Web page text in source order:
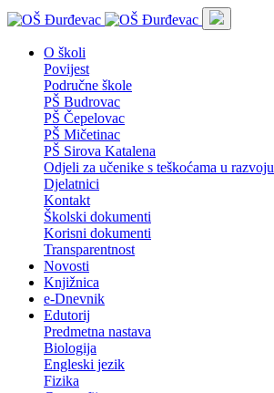
O školi
Povijest
Područne škole
PŠ Budrovac
PŠ Čepelovac
PŠ Mičetinac
PŠ Sirova Katalena
Odjeli za učenike s teškoćama u razvoju
Djelatnici
Kontakt
Školski dokumenti
Korisni dokumenti
Transparentnost
Novosti
Knjižnica
e-Dnevnik
Edutorij
Predmetna nastava
Biologija
Engleski jezik
Fizika